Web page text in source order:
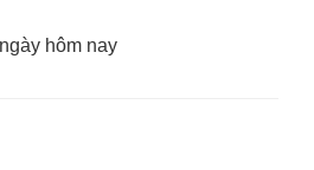
hôm nay